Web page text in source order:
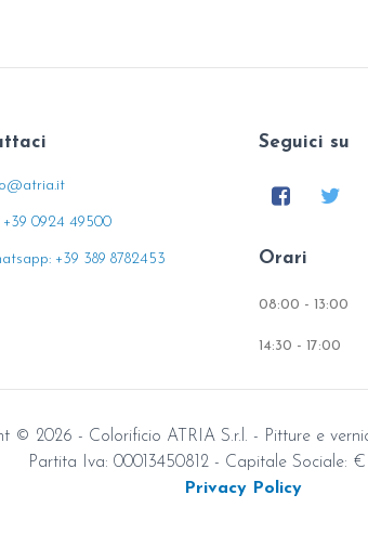
+39 0924 49500
+39 389 8782453
Seguici su
Orari
08:00 - 13:00
14:30 - 17:00
© 2026 - Colorificio ATRIA S.r.l. - Pitture e
Partita Iva: 00013450812 - Capitale Sociale: €
Privacy Policy